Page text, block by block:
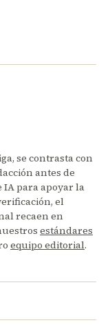
se contrasta con
antes de
para apoyar la
el
recaen en
estándares
equipo editorial.